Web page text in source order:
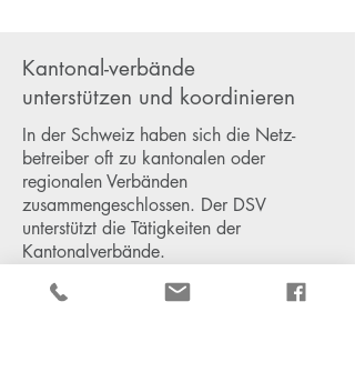
Kantonal-verbände
unterstützen und koordinieren
In der Schweiz haben sich die Netz-
betreiber oft zu kantonalen oder
regionalen Verbänden
zusammengeschlossen. Der DSV
unterstützt die Tätigkeiten der
Kantonalverbände.
Dadurch kann ein Informationsaustausch